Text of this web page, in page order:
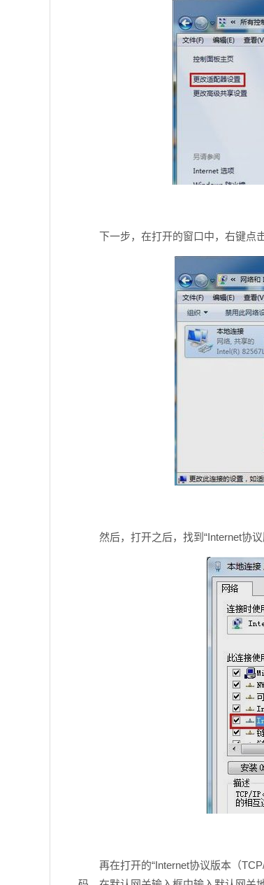
下一步，在打开的窗口中，右键点击
然后，打开之后，找到“Internet协
再在打开的“Internet协议版本（